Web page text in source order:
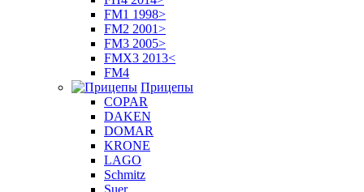
FM1 1998>
FM2 2001>
FM3 2005>
FMX3 2013<
FM4
Прицепы
COPAR
DAKEN
DOMAR
KRONE
LAGO
Schmitz
Suer